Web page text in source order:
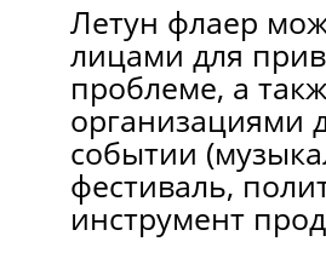
Летун флаер
лицами для
проблеме, а
организациями
событии
фестиваль,
инструмент